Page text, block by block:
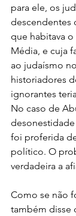
para ele, os
descendentes
que habitava o
Média, e cuja
ao judaísmo
historiadores
ignorantes
No caso de
foi proferida
político. O
verdadeira a
Como se não
também disse